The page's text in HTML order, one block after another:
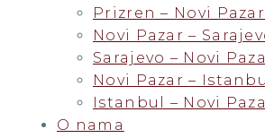
Prizren – Novi
Novi Pazar –
Sarajevo – Novi
Novi Pazar –
Istanbul – Novi
O nama